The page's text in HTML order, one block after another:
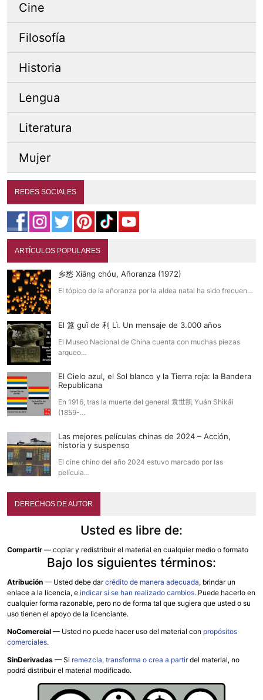
Cine
Filosofía
Historia
Lengua
Literatura
Mujer
REDES SOCIALES
ARTÍCULOS POPULARES
乡愁 Xiāng chóu, Añoranza (1972)
El tópico de la añoranza por la aldea natal ha sido frecuen…
El 簋 guǐ de 利 Lì. Un mensaje de 3.000 años
El Museo Nacional de China cuenta con muchas piezas
arqueo…
El Cielo azul, el Sol blanco y la Tierra roja: la Bandera
Republicana
En 1916, tras la muerte del general 袁世凯 Yuán Shìkǎi
(1859-…
Las mejores películas chinas de 2024 – Acción,
historia y suspenso
El cine chino del año 2024 estuvo marcado por las
película…
DERECHOS DE AUTOR
Usted es libre de:
Compartir — copiar y redistribuir el material en cualquier medio o formato
Bajo los siguientes términos:
Atribución — Usted debe darcrédito de manera adecuada, brindar un
enlace a la licencia, e indicar si se han realizado cambios. Puede hacerlo en
cualquier forma razonable, pero no de forma tal que sugiera que usted o su
uso tienen el apoyo de la licenciante.
NoComercial — Usted no puede hacer uso del material con propósitos
comerciales.
SinDerivadas — Si remezcla, transforma o crea a partirdel material, no
podrá distribuir el material modificado.